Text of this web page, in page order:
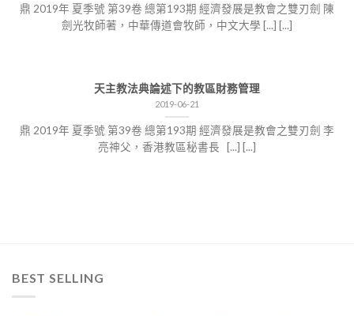
鼎 2019年 夏季號 第39卷 總第193期 經濟發展是教會之雙刃劍 陳
劍光牧師著，中華傳道會牧師，中文大學 [...] [...]
天主教法典論述下的教區財務管理
2019-06-21
鼎 2019年 夏季號 第39卷 總第193期 經濟發展是教會之雙刃劍 李
亮神父，香港教區秘書長 [...] [...]
BEST SELLING